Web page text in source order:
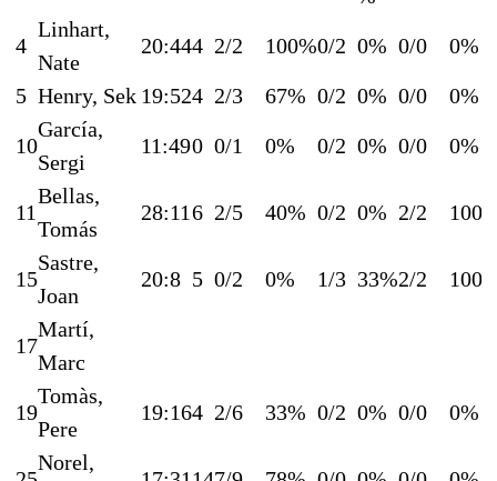
4
Linhart,
Nate
20:444 2/2 100%0/2 0% 0/0 0%
5 Henry, Sek 19:524 2/3 67% 0/2 0% 0/0 0%
10
García,
Sergi
11:490 0/1 0% 0/2 0% 0/0 0%
11
Bellas,
Tomás
28:116 2/5 40% 0/2 0% 2/2
15
Sastre,
Joan
20:8 5 0/2 0% 1/3 33%2/2
17
Martí,
Marc
19
Tomàs,
Pere
19:164 2/6 33% 0/2 0% 0/0 0%
Norel,